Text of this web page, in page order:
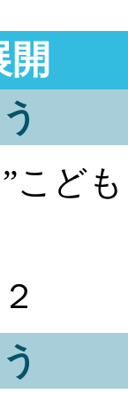
こど